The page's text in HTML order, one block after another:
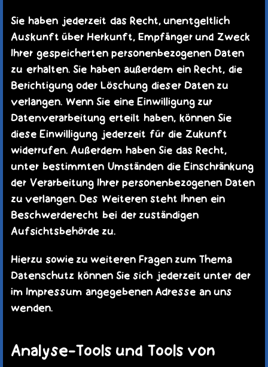
Sie haben jederzeit das Recht, unentgeltlich
Auskunft über Herkunft, Empfänger und Zweck
Ihrer gespeicherten personenbezogenen Daten
zu erhalten. Sie haben außerdem ein Recht, die
Berichtigung oder Löschung dieser Daten zu
verlangen. Wenn Sie eine Einwilligung zur
Datenverarbeitung erteilt haben, können Sie
diese Einwilligung jederzeit für die Zukunft
widerrufen. Außerdem haben Sie das Recht,
unter bestimmten Umständen die Einschränkung
der Verarbeitung Ihrer personenbezogenen Daten
zu verlangen. Des Weiteren steht Ihnen ein
Beschwerderecht bei der zuständigen
Aufsichtsbehörde zu.
Hierzu sowie zu weiteren Fragen zum Thema
Datenschutz können Sie sich jederzeit unter der
im Impressum angegebenen Adresse an uns
wenden.
Analyse-Tools und Tools von